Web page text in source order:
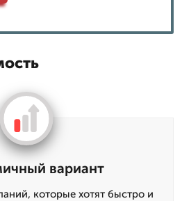
вариант
которые хотят быстро и